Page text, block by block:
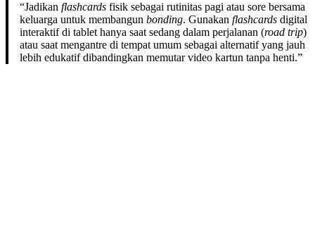
“Jadikan flashcards fisik sebagai rutinitas pagi atau sore bersama
keluarga untuk membangun bonding. Gunakan flashcards digital
interaktif di tablet hanya saat sedang dalam perjalanan (road trip)
atau saat mengantre di tempat umum sebagai alternatif yang jauh
lebih edukatif dibandingkan memutar video kartun tanpa henti.”